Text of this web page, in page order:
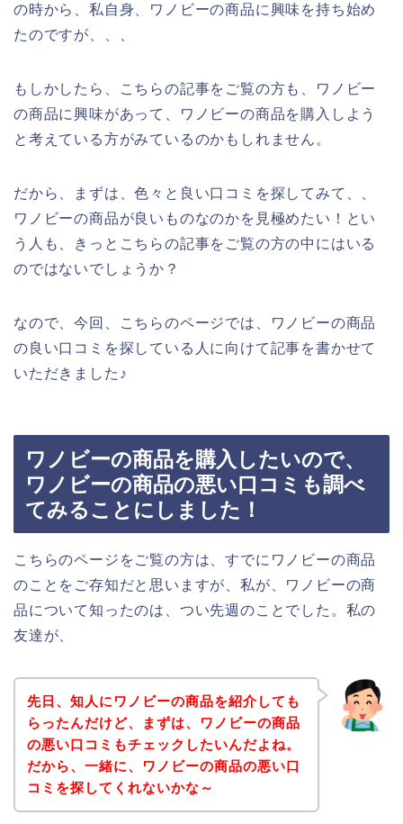
の時から、私自身、ワノビーの商品に興味を持ち始め
たのですが、、、
もしかしたら、こちらの記事をご覧の方も、ワノビー
の商品に興味があって、ワノビーの商品を購入しよう
と考えている方がみているのかもしれません。
だから、まずは、色々と良い口コミを探してみて、、
ワノビーの商品が良いものなのかを見極めたい！とい
う人も、きっとこちらの記事をご覧の方の中にはいる
のではないでしょうか？
なので、今回、こちらのページでは、ワノビーの商品
の良い口コミを探している人に向けて記事を書かせて
いただきました♪
ワノビーの商品を購入したいので、
ワノビーの商品の悪い口コミも調べ
てみることにしました！
こちらのページをご覧の方は、すでにワノビーの商品
のことをご存知だと思いますが、私が、ワノビーの商
品について知ったのは、つい先週のことでした。私の
友達が、
先日、知人にワノビーの商品を紹介しても
らったんだけど、まずは、ワノビーの商品
の悪い口コミもチェックしたいんだよね。
だから、一緒に、ワノビーの商品の悪い口
コミを探してくれないかな～